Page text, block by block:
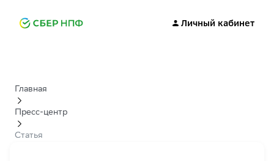
Личный кабинет
Главная
Пресс-центр
Статья